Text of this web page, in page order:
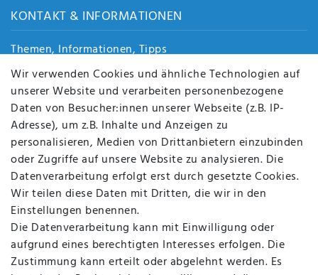
KONTAKT & INFORMATIONEN
Themen, Informationen, Tipps
Jobs
Über uns
Kontakt
Datenschutz
AGB
FAQ
Batterieentsorgung
Altölverordnung
Impressum
Wir verwenden Cookies und ähnliche Technologien auf
unserer Website und verarbeiten personenbezogene
Daten von Besucher:innen unserer Webseite (z.B. IP-
Adresse), um z.B. Inhalte und Anzeigen zu
personalisieren, Medien von Drittanbietern einzubinden
oder Zugriffe auf unsere Website zu analysieren. Die
Datenverarbeitung erfolgt erst durch gesetzte Cookies.
Wir teilen diese Daten mit Dritten, die wir in den
Einstellungen benennen.
Die Datenverarbeitung kann mit Einwilligung oder
aufgrund eines berechtigten Interesses erfolgen. Die
Zustimmung kann erteilt oder abgelehnt werden. Es